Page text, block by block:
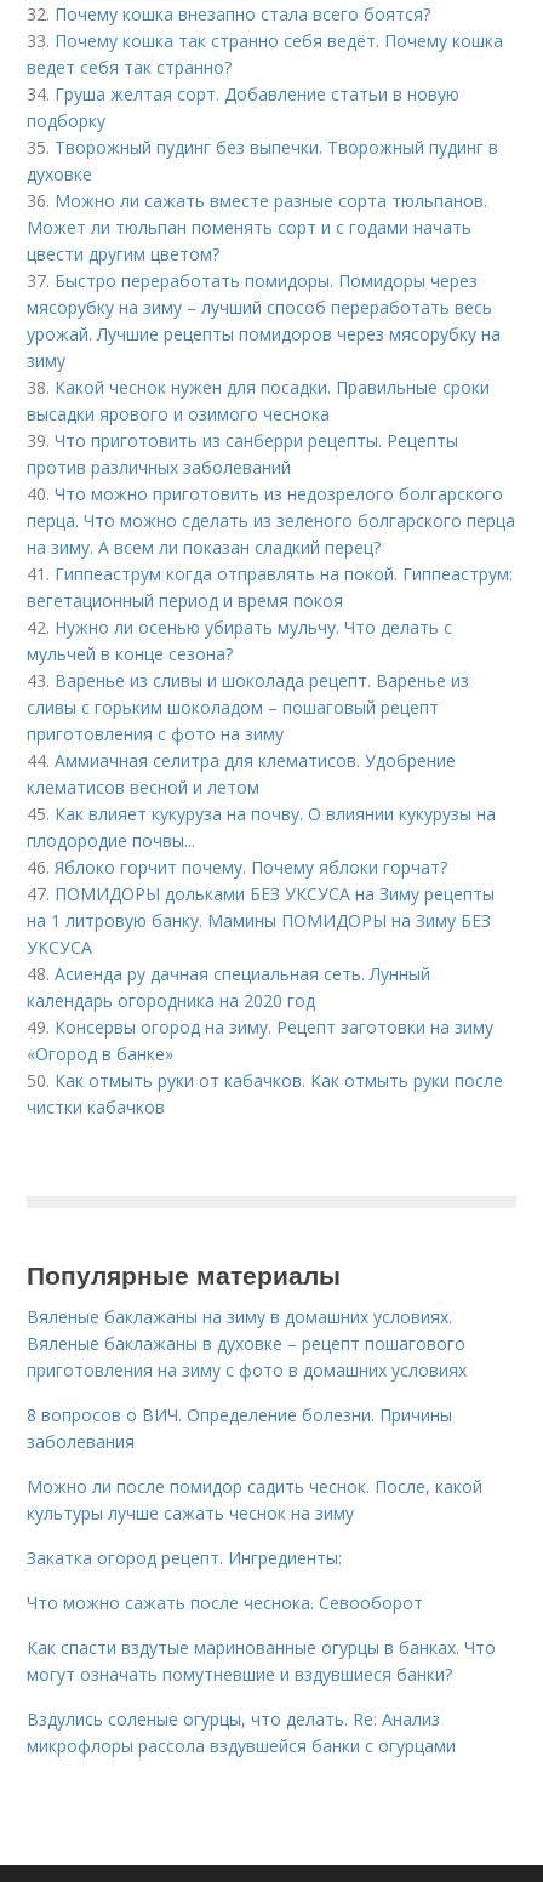
32. Почему кошка внезапно стала всего боятся?
33. Почему кошка так странно себя ведёт. Почему кошка
ведет себя так странно?
34. Груша желтая сорт. Добавление статьи в новую
подборку
35. Творожный пудинг без выпечки. Творожный пудинг в
духовке
36. Можно ли сажать вместе разные сорта тюльпанов.
Может ли тюльпан поменять сорт и с годами начать
цвести другим цветом?
37. Быстро переработать помидоры. Помидоры через
мясорубку на зиму – лучший способ переработать весь
урожай. Лучшие рецепты помидоров через мясорубку на
зиму
38. Какой чеснок нужен для посадки. Правильные сроки
высадки ярового и озимого чеснока
39.Что приготовить из санберри рецепты. Рецепты
против различных заболеваний
40.Что можно приготовить из недозрелого болгарского
перца. Что можно сделать из зеленого болгарского перца
на зиму. А всем ли показан сладкий перец?
41. Гиппеаструм когда отправлять на покой. Гиппеаструм:
вегетационный период и время покоя
42. Нужно ли осенью убирать мульчу. Что делать с
мульчей в конце сезона?
43. Варенье из сливы и шоколада рецепт. Варенье из
сливы с горьким шоколадом – пошаговый рецепт
приготовления с фото на зиму
44.Аммиачная селитра для клематисов. Удобрение
клематисов весной и летом
45. Как влияет кукуруза на почву. О влиянии кукурузы на
плодородие почвы...
46.Яблоко горчит почему. Почему яблоки горчат?
47. ПОМИДОРЫ дольками БЕЗ УКСУСА на Зиму рецепты
на 1 литровую банку. Мамины ПОМИДОРЫ на Зиму БЕЗ
УКСУСА
48.Асиенда ру дачная специальная сеть. Лунный
календарь огородника на 2020 год
49. Консервы огород на зиму. Рецепт заготовки на зиму
«Огород в банке»
50. Как отмыть руки от кабачков. Как отмыть руки после
чистки кабачков
Популярные материалы
Вяленые баклажаны на зиму в домашних условиях.
Вяленые баклажаны в духовке – рецепт пошагового
приготовления на зиму с фото в домашних условиях
8 вопросов о ВИЧ. Определение болезни. Причины
заболевания
Можно ли после помидор садить чеснок. После, какой
культуры лучше сажать чеснок на зиму
Закатка огород рецепт. Ингредиенты:
Что можно сажать после чеснока. Севооборот
Как спасти вздутые маринованные огурцы в банках. Что
могут означать помутневшие и вздувшиеся банки?
Вздулись соленые огурцы, что делать. Re: Анализ
микрофлоры рассола вздувшейся банки с огурцами